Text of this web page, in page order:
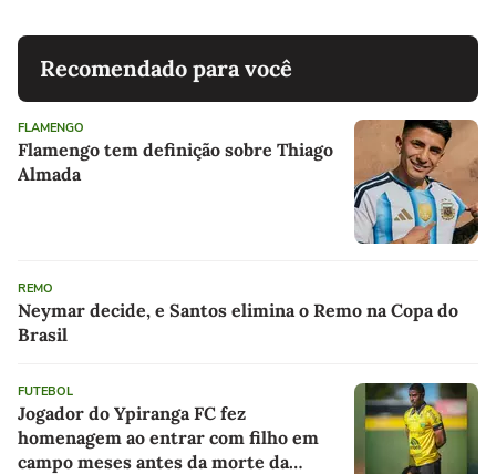
Recomendado para você
FLAMENGO
Flamengo tem definição sobre Thiago
Almada
REMO
Neymar decide, e Santos elimina o Remo na Copa do
Brasil
FUTEBOL
Jogador do Ypiranga FC fez
homenagem ao entrar com filho em
campo meses antes da morte da